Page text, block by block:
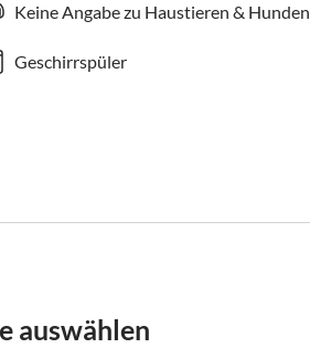
Keine Angabe zu Haustieren & Hunden
Geschirrspüler
auswählen